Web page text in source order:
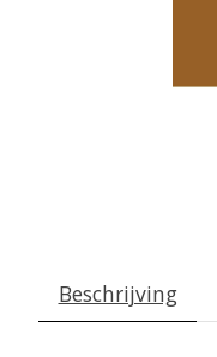
Beschrijving